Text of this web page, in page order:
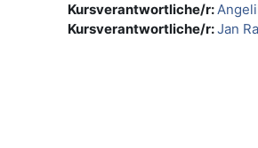
Kursverantwortliche/r:
Kursverantwortliche/r:Jan